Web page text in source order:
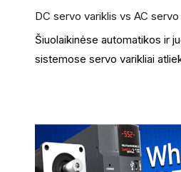
DC servo variklis vs AC servo
Šiuolaikinėse automatikos ir
sistemose servo varikliai